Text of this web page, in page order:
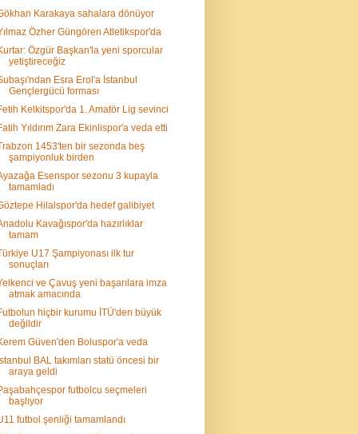
Karakaya sahalara dönüyor
Özher Güngören Atletikspor'da
Özgür Başkan'la yeni sporcular
yetiştireceğiz
Esra Erol'a İstanbul
Gençlergücü forması
Kelkitspor'da 1. Amatör Lig sevinci
Yıldırım Zara Ekinlispor'a veda etti
1453'ten bir sezonda beş
şampiyonluk birden
Esenspor sezonu 3 kupayla
tamamladı
Hilalspor'da hedef galibiyet
Kavağıspor'da hazırlıklar
tamam
U17 Şampiyonası ilk tur
sonuçları
ve Çavuş yeni başarılara imza
atmak amacında
hiçbir kurumu İTÜ'den büyük
değildir
Güven'den Boluspor'a veda
BAL takımları statü öncesi bir
araya geldi
futbolcu seçmeleri
başlıyor
futbol şenliği tamamlandı